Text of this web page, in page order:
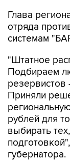
Глава
отряда
системам
"Штатное
Подбираем
резервистов
Приняли
рублей для
выбирать
губернатора.